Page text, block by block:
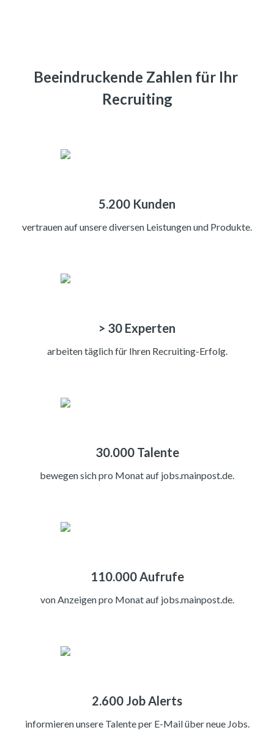
Beeindruckende Zahlen für Ihr
Recruiting
5.200 Kunden
vertrauen auf unsere diversen Leistungen und Produkte.
> 30 Experten
arbeiten täglich für Ihren Recruiting-Erfolg.
30.000 Talente
bewegen sich pro Monat auf jobs.mainpost.de.
110.000 Aufrufe
von Anzeigen pro Monat auf jobs.mainpost.de.
2.600 Job Alerts
informieren unsere Talente per E-Mail über neue Jobs.